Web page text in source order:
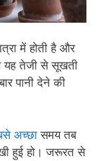
में होती है और
यह तेजी से सूखती
पानी देने की
अच्छा समय तब
हुई हो। जरूरत से